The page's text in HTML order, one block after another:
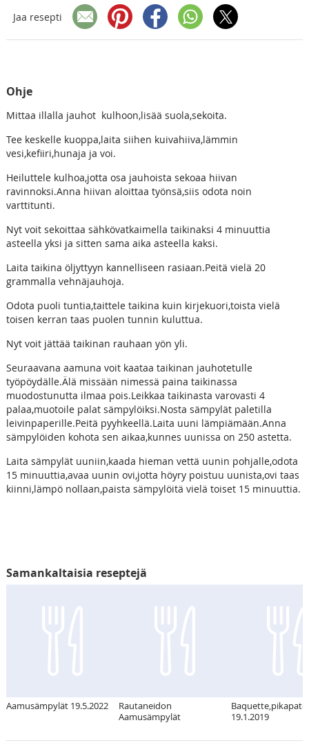
Jaa resepti
Ohje
Mittaa illalla jauhot kulhoon,lisää suola,sekoita.
Tee keskelle kuoppa,laita siihen kuivahiiva,lämmin
vesi,kefiiri,hunaja ja voi.
Heiluttele kulhoa,jotta osa jauhoista sekoaa hiivan
ravinnoksi.Anna hiivan aloittaa työnsä,siis odota noin
varttitunti.
Nyt voit sekoittaa sähkövatkaimella taikinaksi 4 minuuttia
asteella yksi ja sitten sama aika asteella kaksi.
Laita taikina öljyttyyn kannelliseen rasiaan.Peitä vielä 20
grammalla vehnäjauhoja.
Odota puoli tuntia,taittele taikina kuin kirjekuori,toista vielä
toisen kerran taas puolen tunnin kuluttua.
Nyt voit jättää taikinan rauhaan yön yli.
Seuraavana aamuna voit kaataa taikinan jauhotetulle
työpöydälle.Älä missään nimessä paina taikinassa
muodostunutta ilmaa pois.Leikkaa taikinasta varovasti 4
palaa,muotoile palat sämpylöiksi.Nosta sämpylät paletilla
leivinpaperille.Peitä pyyhkeellä.Laita uuni lämpiämään.Anna
sämpylöiden kohota sen aikaa,kunnes uunissa on 250 astetta.
Laita sämpylät uuniin,kaada hieman vettä uunin pohjalle,odota
15 minuuttia,avaa uunin ovi,jotta höyry poistuu uunista,ovi taas
kiinni,lämpö nollaan,paista sämpylöitä vielä toiset 15 minuuttia.
Samankaltaisia reseptejä
Aamusämpylät 19.5.2022
Rautaneidon
Aamusämpylät
19.1.2019